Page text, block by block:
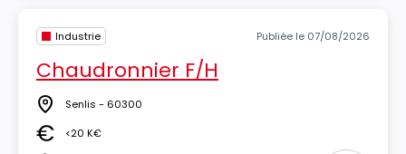
Industrie Publiée le 07/08/2026
Chaudronnier F/H
Lieu Senlis - 60300
Salaire<20 K€